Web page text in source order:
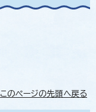
このページの先頭へ戻る